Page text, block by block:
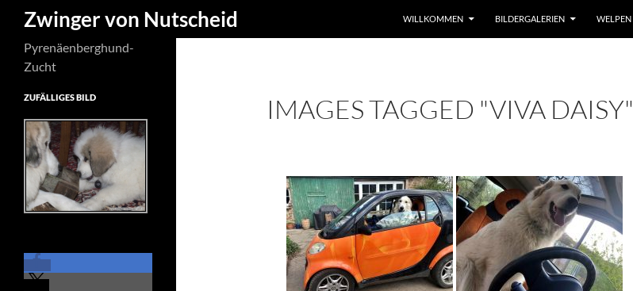
Inhalt
Zwinger von Nutscheid
Suchen
WILLKOMMEN BILDERGALERIEN WELPEN
IMAGES TAGGED "VIVA DAISY"
Pyrenäenberghund-
Zucht
ZUFÄLLIGES BILD